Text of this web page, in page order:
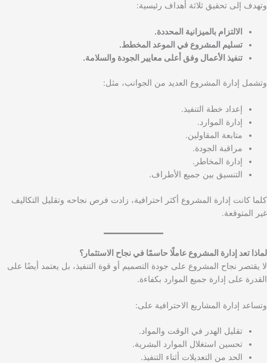
وتهدف إلى تحقيق ثلاثة أهداف رئيسية:
الالتزام بالميزانية المحددة.
تسليم المشروع في الموعد المخطط.
تنفيذ الأعمال وفق أعلى معايير الجودة والسلامة.
وتشمل إدارة المشروع العديد من الجوانب، مثل:
إعداد خطة التنفيذ.
إدارة الموارد.
متابعة المقاولين.
مراقبة الجودة.
إدارة المخاطر.
التنسيق بين جميع الأطراف.
كلما كانت إدارة المشروع أكثر احترافية، زادت فرص نجاحه وتقليل التكاليف
غير المتوقعة.
لماذا تعد إدارة المشروع عاملًا حاسمًا في نجاح الاستثمار؟
لا يقتصر نجاح المشروع على جودة التصميم أو قوة التنفيذ، بل يعتمد أيضًا على
القدرة على إدارة جميع الموارد بكفاءة.
وتساعد إدارة المشاريع الاحترافية على:
تقليل الهدر في الوقت والمواد.
تحسين استغلال الموارد البشرية.
الحد من التعديلات أثناء التنفيذ.